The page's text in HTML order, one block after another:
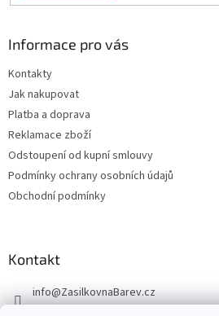
Informace pro vás
Kontakty
Jak nakupovat
Platba a doprava
Reklamace zboží
Odstoupení od kupní smlouvy
Podmínky ochrany osobních údajů
Obchodní podmínky
Kontakt
info@ZasilkovnaBarev.cz